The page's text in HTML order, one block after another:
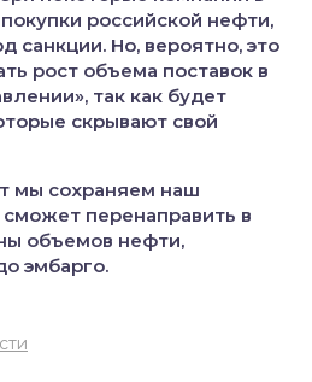
российской нефти,
санкции. Но, вероятно, это
рост объема поставок в
так как будет
скрывают свой
мы сохраняем наш
сможет перенаправить в
объемов нефти,
эмбарго.